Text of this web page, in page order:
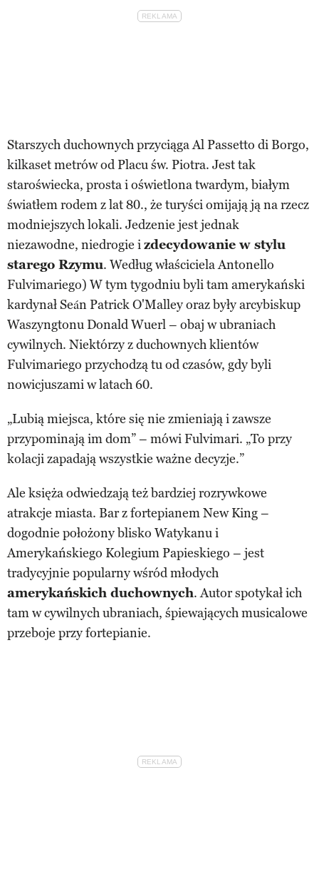
Starszych duchownych przyciąga Al Passetto di Borgo,
kilkaset metrów od Placu św. Piotra. Jest tak
staroświecka, prosta i oświetlona twardym, białym
światłem rodem z lat 80., że turyści omijają ją na rzecz
modniejszych lokali. Jedzenie jest jednak
niezawodne, niedrogie izdecydowanie w stylu
starego Rzymu. Według właściciela Antonello
Fulvimariego) W tym tygodniu byli tam amerykański
kardynał Seán Patrick O'Malley oraz były arcybiskup
Waszyngtonu Donald Wuerl – obaj w ubraniach
cywilnych. Niektórzy z duchownych klientów
Fulvimariego przychodzą tu od czasów, gdy byli
nowicjuszami w latach 60.
„Lubią miejsca, które się nie zmieniają i zawsze
przypominają im dom” – mówi Fulvimari. „To przy
kolacji zapadają wszystkie ważne decyzje.”
Ale księża odwiedzają też bardziej rozrywkowe
atrakcje miasta. Bar z fortepianem New King –
dogodnie położony blisko Watykanu i
Amerykańskiego Kolegium Papieskiego – jest
tradycyjnie popularny wśród młodych
amerykańskich duchownych. Autor spotykał ich
tam w cywilnych ubraniach, śpiewających musicalowe
przeboje przy fortepianie.